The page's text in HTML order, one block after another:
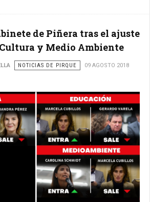
de Piñera tras el ajuste
y Medio Ambiente
NOTICIAS DE PIRQUE
09 AGOSTO 2018